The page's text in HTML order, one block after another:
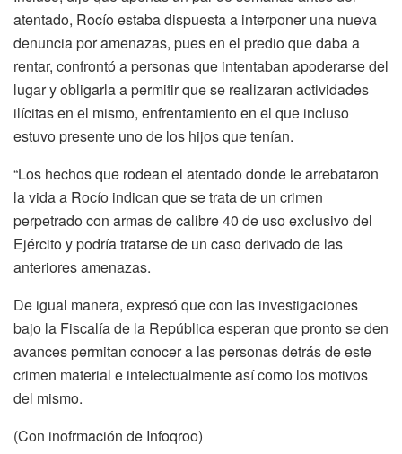
atentado, Rocío estaba dispuesta a interponer una nueva
denuncia por amenazas, pues en el predio que daba a
rentar, confrontó a personas que intentaban apoderarse del
lugar y obligarla a permitir que se realizaran actividades
ilícitas en el mismo, enfrentamiento en el que incluso
estuvo presente uno de los hijos que tenían.
“Los hechos que rodean el atentado donde le arrebataron
la vida a Rocío indican que se trata de un crimen
perpetrado con armas de calibre 40 de uso exclusivo del
Ejército y podría tratarse de un caso derivado de las
anteriores amenazas.
De igual manera, expresó que con las investigaciones
bajo la Fiscalía de la República esperan que pronto se den
avances permitan conocer a las personas detrás de este
crimen material e intelectualmente así como los motivos
del mismo.
(Con inofrmación de Infoqroo)